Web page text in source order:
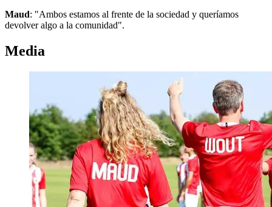
Maud: "Ambos estamos al frente de la sociedad y queríamos
devolver algo a la comunidad".
Media